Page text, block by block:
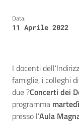
Data:
11 Aprile 2022
I docenti
famiglie, i colleghi
due ?Concerti dei
programma
presso l’Aula